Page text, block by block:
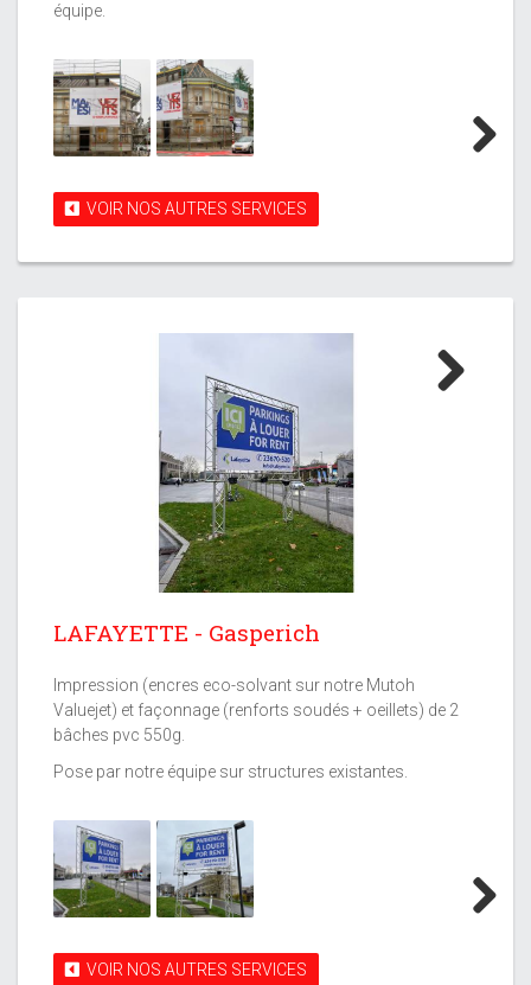
équipe.
VOIR NOS AUTRES SERVICES
LAFAYETTE - Gasperich
Impression (encres eco-solvant sur notre Mutoh
Valuejet) et façonnage (renforts soudés + oeillets) de 2
bâches pvc 550g.
Pose par notre équipe sur structures existantes.
VOIR NOS AUTRES SERVICES